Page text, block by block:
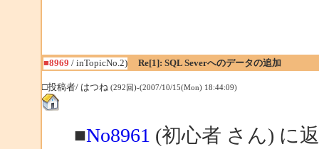
■8969 / inTopicNo.2) Re[1]: SQL Severへのデータの追加
□投稿者/ はつね (292回)-(2007/10/15(Mon) 18:44:09)
■No8961 (初心者 さん) に